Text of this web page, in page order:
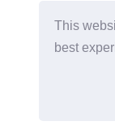
This
best